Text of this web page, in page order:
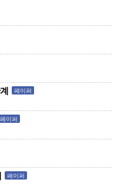
페이퍼
페이퍼
페이퍼